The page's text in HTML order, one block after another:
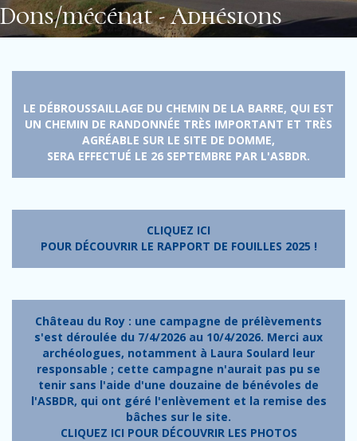
Dons/mécénat - Adhésions
LE DÉBROUSSAILLAGE DU CHEMIN DE LA BARRE, QUI EST
UN CHEMIN DE RANDONNÉE TRÈS IMPORTANT ET TRÈS
AGRÉABLE SUR LE SITE DE DOMME,
SERA EFFECTUÉ LE 26 SEPTEMBRE PAR L'ASBDR.
CLIQUEZ ICI
POUR DÉCOUVRIR LE RAPPORT DE FOUILLES 2025 !
Château du Roy : une campagne de prélèvements
s'est déroulée du 7/4/2026 au 10/4/2026. Merci aux
archéologues, notamment à Laura Soulard leur
responsable ; cette campagne n'aurait pas pu se
tenir sans l'aide d'une douzaine de bénévoles de
l'ASBDR, qui ont géré l'enlèvement et la remise des
bâches sur le site.
CLIQUEZ ICI POUR DÉCOUVRIR LES PHOTOS